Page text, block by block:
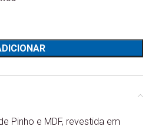
Space
Pinho e MDF, revestida em